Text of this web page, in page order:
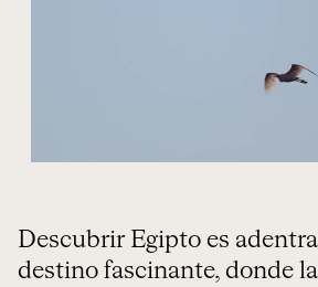
Descubrir Egipto es
destino fascinante, donde